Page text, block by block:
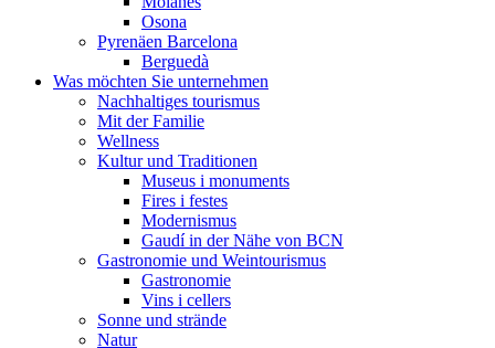
Osona
Pyrenäen Barcelona
Berguedà
Was möchten Sie unternehmen
Nachhaltiges tourismus
Mit der Familie
Wellness
Kultur und Traditionen
Museus i monuments
Fires i festes
Modernismus
Gaudí in der Nähe von BCN
Gastronomie und Weintourismus
Gastronomie
Vins i cellers
Sonne und strände
Natur